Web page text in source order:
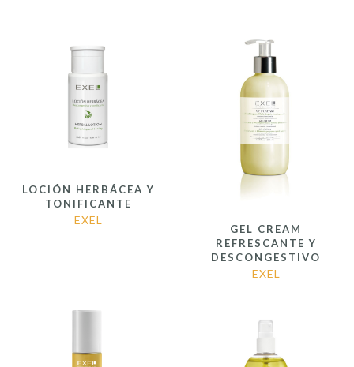
LOCIÓN HERBÁCEA Y
TONIFICANTE
EXEL
GEL CREAM
REFRESCANTE Y
DESCONGESTIVO
EXEL